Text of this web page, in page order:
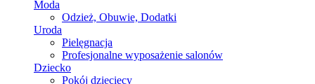
Moda
Odzież, Obuwie, Dodatki
Uroda
Pielęgnacja
Profesjonalne wyposażenie salonów
Dziecko
Pokój dziecięcy